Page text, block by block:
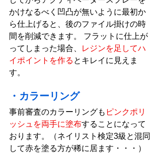
かけなるべく凹凸が無いように最初か
ら仕上げると、後のファイル掛けの時
間を削減できます。 フラットに仕上が
ってしまった場合、
レジンを足してハ
イポイントを作る とキレイに見えま
す。
・カラーリング
事前審査のカラーリングも ピンクポリ
ッシュを両手に塗布することになって
おります。（ネイリスト検定3級と混同
して赤を塗る方が稀に居ます・・・）